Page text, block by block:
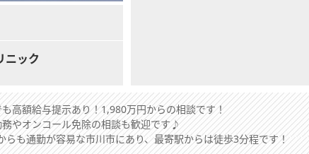
ニック
高額給与提示あり！1,980万円からの相談です！
やオンコール免除の相談も歓迎です♪
も通勤が容易な市川市にあり、最寄駅からは徒歩3分程です！